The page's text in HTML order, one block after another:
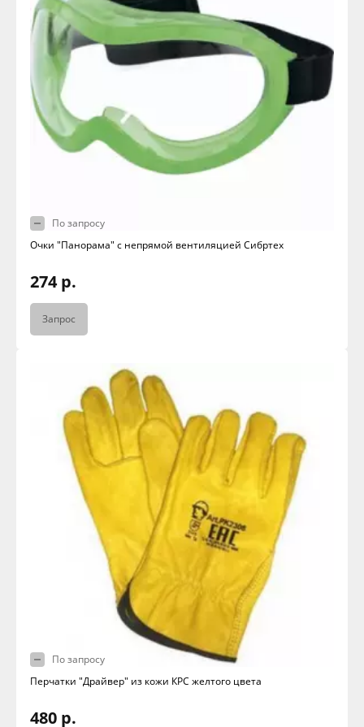
По запросу
Очки "Панорама" с непрямой вентиляцией Сибртех
274 р.
Запрос
По запросу
Перчатки "Драйвер" из кожи КРС желтого цвета
480 р.